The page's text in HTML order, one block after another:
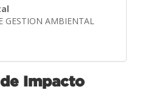
GESTION AMBIENTAL
Impacto